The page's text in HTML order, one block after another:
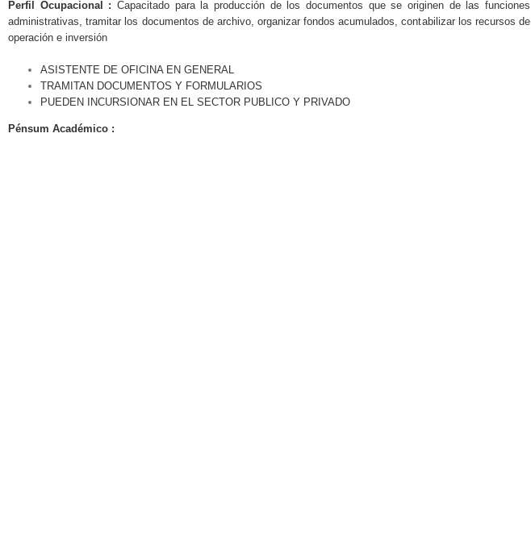
Perfil Ocupacional : Capacitado para la producción de los documentos que se originen de las funciones
administrativas, tramitar los documentos de archivo, organizar fondos acumulados, contabilizar los recursos de
operación e inversión
ASISTENTE DE OFICINA EN GENERAL
TRAMITAN DOCUMENTOS Y FORMULARIOS
PUEDEN INCURSIONAR EN EL SECTOR PUBLICO Y PRIVADO
Pénsum Académico :